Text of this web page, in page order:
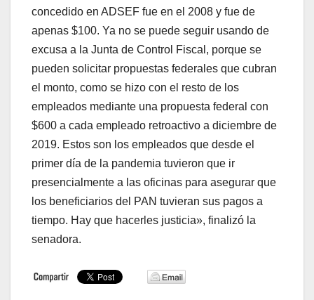
concedido en ADSEF fue en el 2008 y fue de
apenas $100. Ya no se puede seguir usando de
excusa a la Junta de Control Fiscal, porque se
pueden solicitar propuestas federales que cubran
el monto, como se hizo con el resto de los
empleados mediante una propuesta federal con
$600 a cada empleado retroactivo a diciembre de
2019. Estos son los empleados que desde el
primer día de la pandemia tuvieron que ir
presencialmente a las oficinas para asegurar que
los beneficiarios del PAN tuvieran sus pagos a
tiempo. Hay que hacerles justicia», finalizó la
senadora.